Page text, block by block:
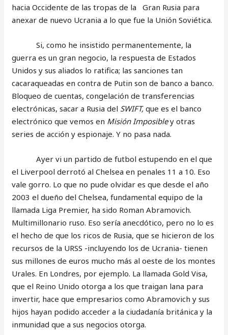
hacia Occidente de las tropas de la Gran Rusia para
anexar de nuevo Ucrania a lo que fue la Unión Soviética.
Si, como he insistido permanentemente, la
guerra es un gran negocio, la respuesta de Estados
Unidos y sus aliados lo ratifica; las sanciones tan
cacaraqueadas en contra de Putin son de banco a banco.
Bloqueo de cuentas, congelación de transferencias
electrónicas, sacar a Rusia del SWIFT,que es el banco
electrónico que vemos en Misión Imposibley otras
series de acción y espionaje. Y no pasa nada.
Ayer vi un partido de futbol estupendo en el que
el Liverpool derrotó al Chelsea en penales 11 a 10. Eso
vale gorro. Lo que no pude olvidar es que desde el año
2003 el dueño del Chelsea, fundamental equipo de la
llamada Liga Premier, ha sido Roman Abramovich.
Multimillonario ruso. Eso sería anecdótico, pero no lo es
el hecho de que los ricos de Rusia, que se hicieron de los
recursos de la URSS -incluyendo los de Ucrania- tienen
sus millones de euros mucho más al oeste de los montes
Urales. En Londres, por ejemplo. La llamada Gold Visa,
que el Reino Unido otorga a los que traigan lana para
invertir, hace que empresarios como Abramovich y sus
hijos hayan podido acceder a la ciudadanía británica y la
inmunidad que a sus negocios otorga.